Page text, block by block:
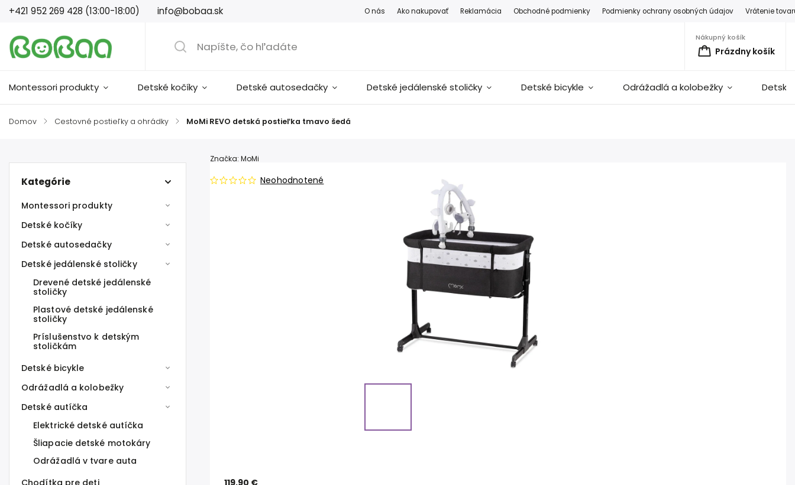
+421 952 269 428 (13:00-18:00) info@bobaa.sk O nás Ako nakupovať Reklamácia Obchodné podmienky Podmienky ochrany osobných údajov Vrátenie
Nákupný košík
Prázdny košík
Montessori produkty Detské kočíky Detské autosedačky Detské jedálenské stoličky Detské bicykle Odrážadlá a kolobežky
Domov / Cestovné postieľky a ohrádky / MoMi REVO detská postieľka tmavo šedá
Kategórie
Montessori produkty
Detské kočíky
Detské autosedačky
Detské jedálenské stoličky
Drevené detské jedálenské
stoličky
Plastové detské jedálenské
stoličky
Príslušenstvo k detským
stoličkám
Detské bicykle
Odrážadlá a kolobežky
Detské autíčka
Elektrické detské autíčka
Šliapacie detské motokáry
Odrážadlá v tvare auta
Chodítka pre deti
Neohodnotené
Značka: MoMi